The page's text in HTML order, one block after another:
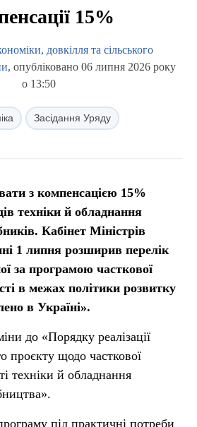
15%
довкілля та сільського
, опубліковано 06 липня 2026 року
о 13:50
Засідання Уряду
з компенсацією 15%
техніки й обладнання
Кабінет Міністрів
1 липня розширив перелік
за програмою часткової
в межах політики розвитку
в Україні».
до «Порядку реалізації
проєкту щодо часткової
техніки й обладнання
під практичні потреби